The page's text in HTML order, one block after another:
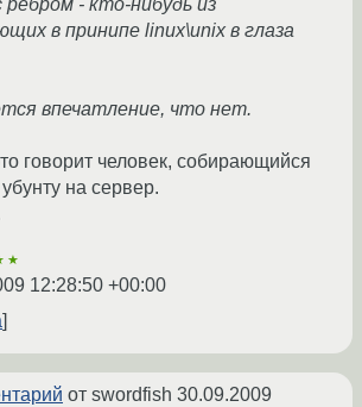
ребром - кто-нибудь из
в принипе linux\unix в глаза
впечатление, что нет.
говорит человек, собирающийся
на сервер.
12:28:50 +00:00
от swordfish 30.09.2009